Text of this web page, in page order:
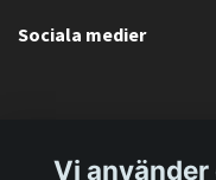
Sociala medier
Vi